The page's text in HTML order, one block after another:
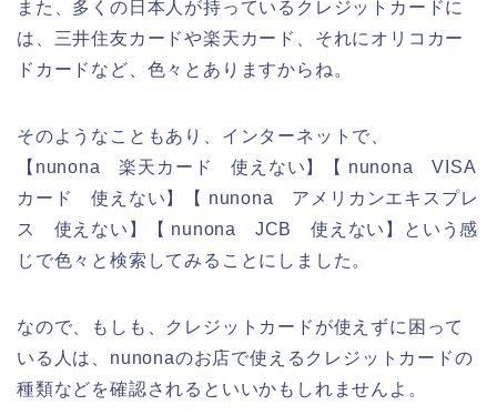
また、多くの日本人が持っているクレジットカードに
は、三井住友カードや楽天カード、それにオリコカー
ドカードなど、色々とありますからね。
そのようなこともあり、インターネットで、
【nunona 楽天カード 使えない】【 nunona VISA
カード 使えない】【 nunona アメリカンエキスプレ
ス 使えない】【 nunona JCB 使えない】という感
じで色々と検索してみることにしました。
なので、もしも、クレジットカードが使えずに困って
いる人は、nunonaのお店で使えるクレジットカードの
種類などを確認されるといいかもしれませんよ。